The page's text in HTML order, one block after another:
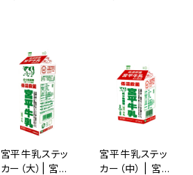
のオリジナルTシ
のオリジナルTシ
宮平牛乳ステッ
カー（大）| 宮平
宮平牛乳ステッ
カー（中） | 宮平